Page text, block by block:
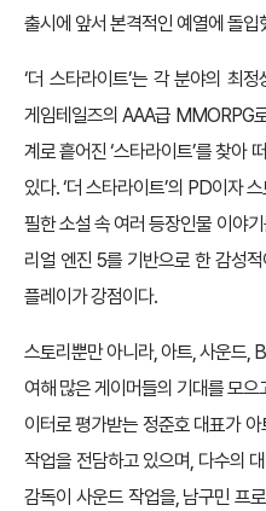
출시에 앞서 본격적인 예열에 돌입
‘더 스타라이트’는 각 분야의 최
게임테일즈의 AAA급 MMORPG
계로 흩어진 ‘스타라이트’를 찾아
있다. ‘더 스타라이트’의 PD이자
필한 소설 속 여러 등장인물 이야
리얼 엔진 5를 기반으로 한 감성
플레이가 강점이다.
스토리뿐만 아니라, 아트, 사운드,
여해 많은 게이머들의 기대를 모으
이터로 평가받는 정준호 대표가
작업을 전담하고 있으며, 다수의
감독이 사운드 작업을, 남구민 프